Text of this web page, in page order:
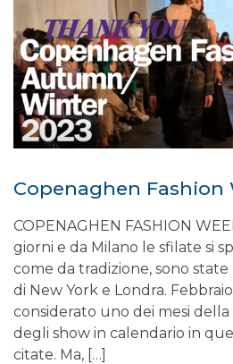
Copenaghen Fashion
COPENAGHEN FASHION
giorni e da Milano le sfilate si
come da tradizione, sono
di New York e Londra.
considerato uno dei mesi
degli show in calendario in
citate. Ma, […]